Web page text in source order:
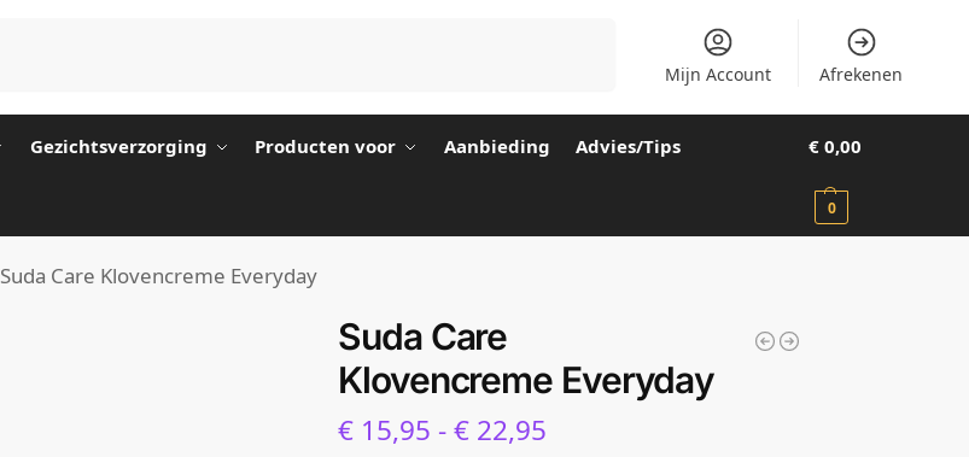
Mijn Account Afrekenen
Gezichtsverzorging Producten voor Aanbieding Advies/Tips €0,00
0
Suda Care Klovencreme Everyday
Suda Care
Klovencreme Everyday
€ 15,95 -€ 22,95